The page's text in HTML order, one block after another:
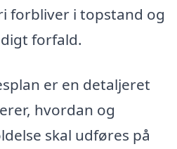
forbliver i topstand og
forfald.
er en detaljeret
hvordan og
skal udføres på